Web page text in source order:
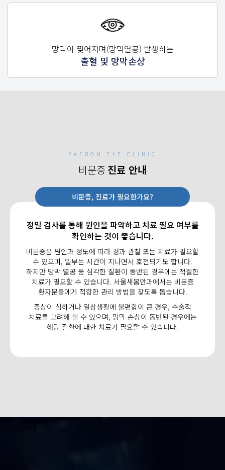
망막이 찢어지며(망막열공) 발생하는
출혈 및 망막손상
SAEBOM EYE CLINIC
비문증 진료 안내
비문증, 진료가 필요한가요?
정밀 검사를 통해 원인을 파악하고 치료 필요 여부를
확인하는 것이 좋습니다.
비문증은 원인과 정도에 따라 경과 관찰 또는 치료가 필요할
수 있으며, 일부는 시간이 지나면서 호전되기도 합니다.
하지만 망막 열공 등 심각한 질환이 동반된 경우에는 적절한
치료가 필요할 수 있습니다. 서울새봄안과에서는 비문증
환자분들에게 적합한 관리 방법을 찾도록 돕습니다.
증상이 심하거나 일상생활에 불편함이 큰 경우, 수술적
치료를 고려해 볼 수 있으며, 망막 손상이 동반된 경우에는
해당 질환에 대한 치료가 필요할 수 있습니다.